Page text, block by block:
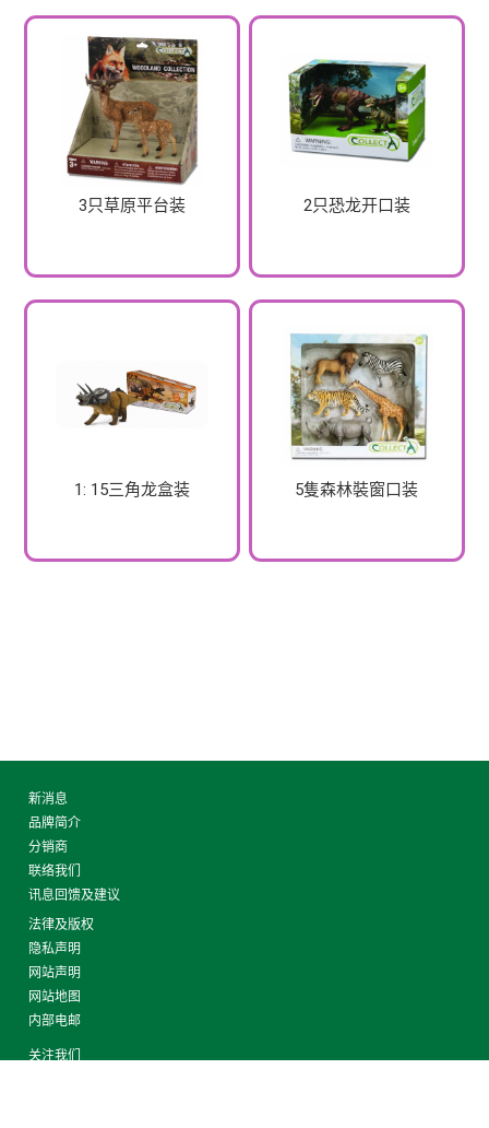
3只草原平台装 2只恐龙开口装
1: 15三角龙盒装 5隻森林裝窗口装
新消息
品牌简介
分销商
联络我们
讯息回馈及建议
法律及版权
隐私声明
网站声明
网站地图
内部电邮
关注我们